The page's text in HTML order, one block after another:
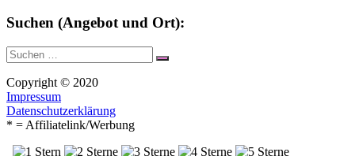
Suchen (Angebot und Ort):
Suche
nach:
Suchen
Copyright © 2020
Impressum
Datenschutzerklärung
* = Affiliatelink/Werbung